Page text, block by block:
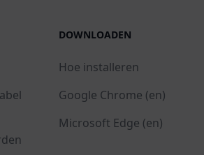
DOWNLOADEN
Hoe installeren
Google Chrome (en)
Microsoft Edge (en)